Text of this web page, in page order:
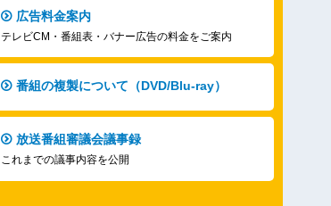
広告料金案内
テレビCM・番組表・バナー広告の料金をご案内
番組の複製について（DVD/Blu-ray）
放送番組審議会議事録
これまでの議事内容を公開